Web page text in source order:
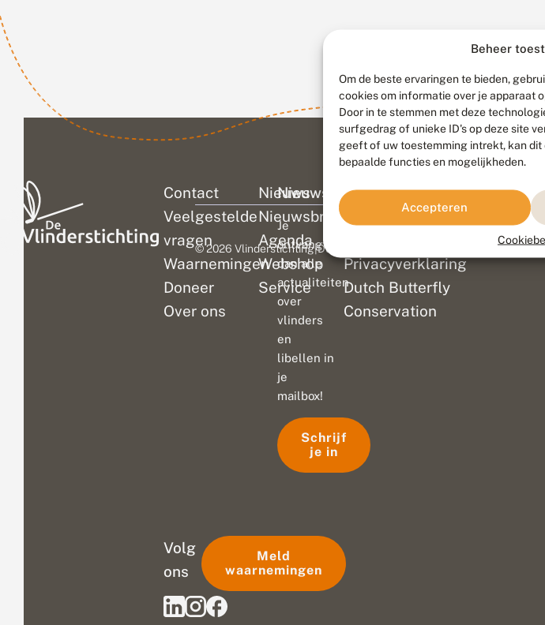
Beheer
Om de beste ervaringen te bieden,
cookies om informatie over je apparaat
Door in te stemmen met deze
surfgedrag of unieke ID's op deze site
geeft of uw toestemming intrekt, kan dit
bepaalde functies en mogelijkheden.
Accepteren
Contact
Veelgestelde
vragen
Waarnemingen
Doneer
Over ons
Nieuws
Nieuwsbrief
Agenda
Webshop
Service
Colofon
Disclaimer
Privacyverklaring
Dutch Butterfly
Conservation
Nieuwsbrief
Je
ontvangt
dan alle
actualiteiten
over
vlinders
en
libellen in
je
mailbox!
Schrijf
je in
Volg
ons
Meld
waarnemingen
© 2026 Vlinderstichting|Duurzaam ontwikkeld door Go2People,